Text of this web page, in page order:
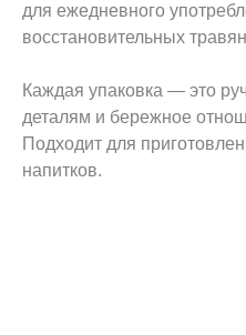
для ежедневного
восстановительных
Каждая упаковка — это
деталям и бережное
Подходит для
напитков.